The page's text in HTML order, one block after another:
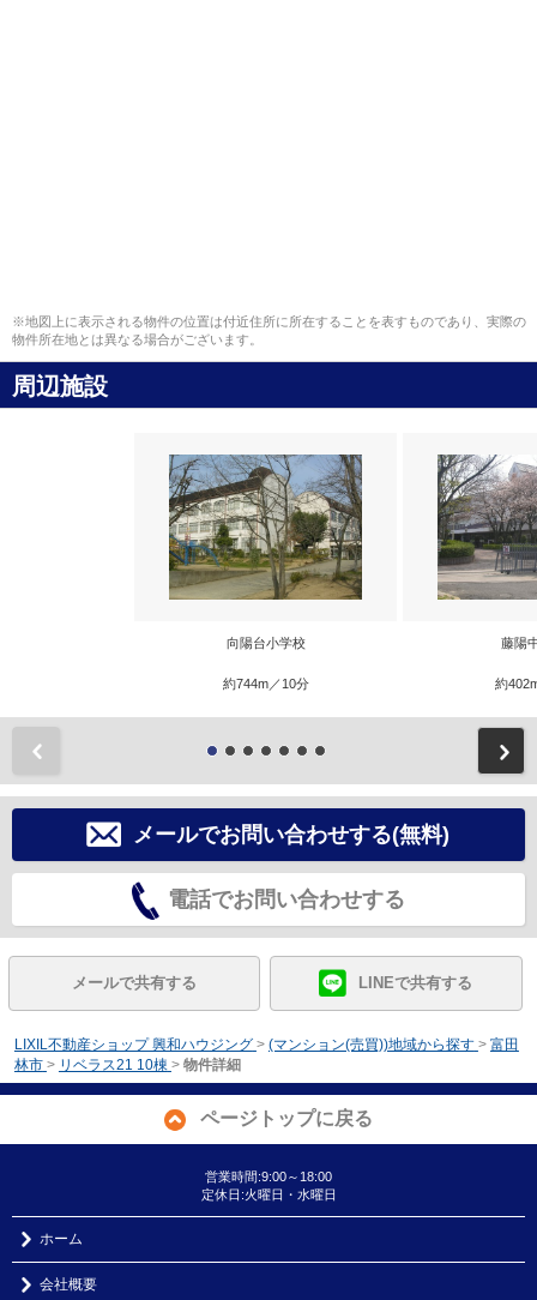
※地図上に表示される物件の位置は付近住所に所在することを表すものであり、実際の
物件所在地とは異なる場合がございます。
周辺施設
向陽台小学校
約744m／10分
藤陽
約
メールでお問い合わせする(無料)
電話でお問い合わせする
メールで共有する LINEで共有する
LIXIL不動産ショップ 興和ハウジング > (マンション(売買))地域から探す > 富田
林市 > リベラス21 10棟 > 物件詳細
ページトップに戻る
営業時間:9:00～18:00
定休日:火曜日・水曜日
ホーム
会社概要